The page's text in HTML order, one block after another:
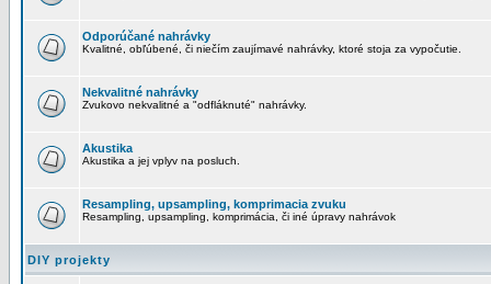
Odporúčané nahrávky
Kvalitné, obľúbené, či niečím zaujímavé nahrávky, ktoré stoja za vypočutie.
Nekvalitné nahrávky
Zvukovo nekvalitné a "odfláknuté" nahrávky.
Akustika
Akustika a jej vplyv na posluch.
Resampling, upsampling, komprimacia zvuku
Resampling, upsampling, komprimácia, či iné úpravy nahrávok
DIY projekty